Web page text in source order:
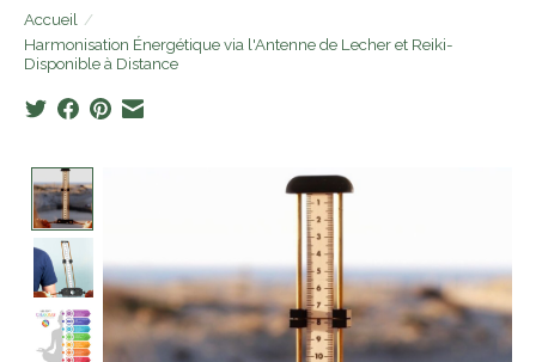
Accueil /
Harmonisation Énergétique via l'Antenne de Lecher et Reiki-
Disponible à Distance
Product image slideshow Items